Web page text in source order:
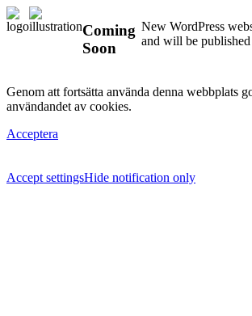
Coming
Soon
New WordPress
and will be published
Genom att fortsätta använda denna webbplats
användandet av cookies.
Acceptera
Accept settingsHide notification only